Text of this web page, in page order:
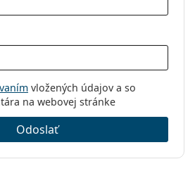
vložených údajov a so
na webovej stránke
Odoslať